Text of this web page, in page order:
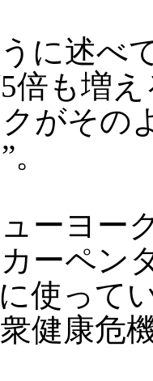
に述べ
倍も増
がその
ーヨー
ーペン
使って
健康危